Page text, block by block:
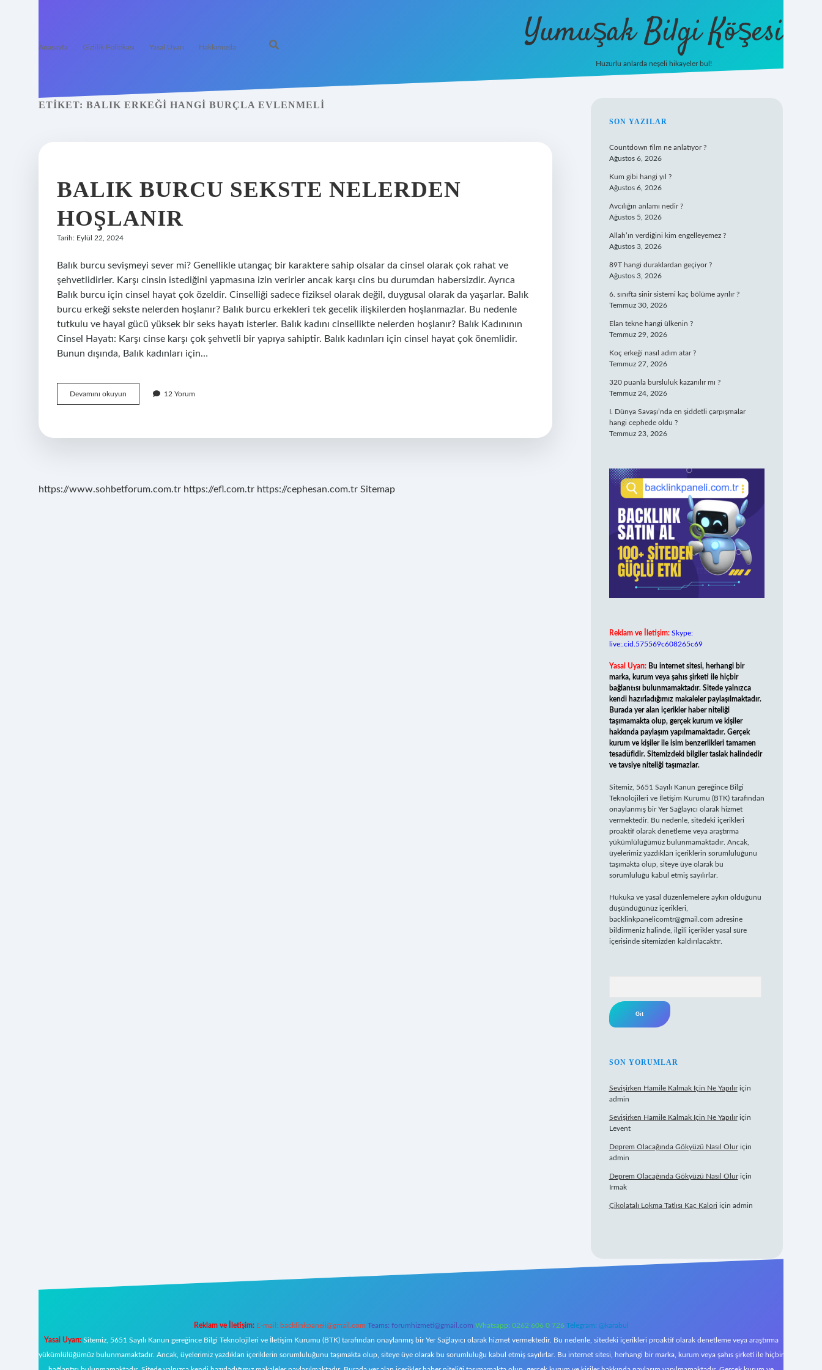
Anasayfa Gizlilik Politikası Yasal Uyarı Hakkımızda Yumuşak Bilgi Köşesi
Huzurlu anlarda neşeli hikayeler bul!
ETIKET: BALIK ERKEĞI HANGI BURÇLA EVLENMELI
BALIK BURCU SEKSTE NELERDEN
HOŞLANIR
Tarih: Eylül 22, 2024
Balık burcu sevişmeyi sever mi? Genellikle utangaç bir karaktere sahip olsalar da cinsel olarak çok rahat ve
şehvetlidirler. Karşı cinsin istediğini yapmasına izin verirler ancak karşı cins bu durumdan habersizdir. Ayrıca
Balık burcu için cinsel hayat çok özeldir. Cinselliği sadece fiziksel olarak değil, duygusal olarak da yaşarlar. Balık
burcu erkeği sekste nelerden hoşlanır? Balık burcu erkekleri tek gecelik ilişkilerden hoşlanmazlar. Bu nedenle
tutkulu ve hayal gücü yüksek bir seks hayatı isterler. Balık kadını cinsellikte nelerden hoşlanır? Balık Kadınının
Cinsel Hayatı: Karşı cinse karşı çok şehvetli bir yapıya sahiptir. Balık kadınları için cinsel hayat çok önemlidir.
Bunun dışında, Balık kadınları için…
Devamını okuyun
Burcu
Hoşlanır
12 Yorum
https://www.sohbetforum.com.tr https://efl.com.tr https://cephesan.com.tr Sitemap
SIDEBAR
SON YAZILAR
Countdown film ne anlatıyor ?
Ağustos 6, 2026
Kum gibi hangi yıl ?
Ağustos 6, 2026
Avcılığın anlamı nedir ?
Ağustos 5, 2026
Allah’ın verdiğini kim engelleyemez ?
Ağustos 3, 2026
89T hangi duraklardan geçiyor ?
Ağustos 3, 2026
6. sınıfta sinir sistemi kaç bölüme ayrılır ?
Temmuz 30, 2026
Elan tekne hangi ülkenin ?
Temmuz 29, 2026
Koç erkeği nasıl adım atar ?
Temmuz 27, 2026
320 puanla bursluluk kazanılır mı ?
Temmuz 24, 2026
I. Dünya Savaşı’nda en şiddetli çarpışmalar
hangi cephede oldu ?
Temmuz 23, 2026
Reklam ve İletişim: Skype:
live:.cid.575569c608265c69
Yasal Uyarı: Bu internet sitesi, herhangi bir
marka, kurum veya şahıs şirketi ile hiçbir
bağlantısı bulunmamaktadır. Sitede yalnızca
kendi hazırladığımız makaleler paylaşılmaktadır.
Burada yer alan içerikler haber niteliği
taşımamakta olup, gerçek kurum ve kişiler
hakkında paylaşım yapılmamaktadır. Gerçek
kurum ve kişiler ile isim benzerlikleri tamamen
tesadüfidir. Sitemizdeki bilgiler taslak halindedir
ve tavsiye niteliği taşımazlar.
Sitemiz, 5651 Sayılı Kanun gereğince Bilgi
Teknolojileri ve İletişim Kurumu (BTK) tarafından
onaylanmış bir Yer Sağlayıcı olarak hizmet
vermektedir. Bu nedenle, sitedeki içerikleri
proaktif olarak denetleme veya araştırma
yükümlülüğümüz bulunmamaktadır. Ancak,
üyelerimiz yazdıkları içeriklerin sorumluluğunu
taşımakta olup, siteye üye olarak bu
sorumluluğu kabul etmiş sayılırlar.
Hukuka ve yasal düzenlemelere aykırı olduğunu
düşündüğünüz içerikleri,
backlinkpanelicomtr@gmail.com adresine
bildirmeniz halinde, ilgili içerikler yasal süre
içerisinde sitemizden kaldırılacaktır.
SON YORUMLAR
Sevişirken Hamile Kalmak Için Ne Yapılıriçin
admin
Sevişirken Hamile Kalmak Için Ne Yapılıriçin
Levent
Deprem Olacağında Gökyüzü Nasıl Oluriçin
admin
Deprem Olacağında Gökyüzü Nasıl Oluriçin
Irmak
Çikolatalı Lokma Tatlısı Kaç Kalori için admin
Reklam ve İletişim: E-mail: backlinkpaneli@gmail.com Teams: forumhizmeti@gmail.com Whatsapp: 0262 606 0 726 Telegram: @karabul
Yasal Uyarı:Sitemiz, 5651 Sayılı Kanun gereğince Bilgi Teknolojileri ve İletişim Kurumu (BTK) tarafından onaylanmış bir Yer Sağlayıcı olarak hizmet vermektedir. Bu nedenle, sitedeki içerikleri proaktif olarak denetleme veya araştırma
yükümlülüğümüz bulunmamaktadır. Ancak, üyelerimiz yazdıkları içeriklerin sorumluluğunu taşımakta olup, siteye üye olarak bu sorumluluğu kabul etmiş sayılırlar. Bu internet sitesi, herhangi bir marka, kurum veya şahıs şirketi ile hiçbir